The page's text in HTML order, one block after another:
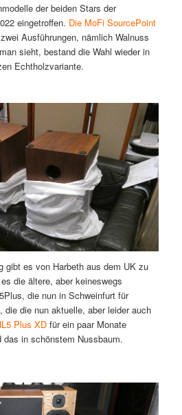
der beiden Stars der
eingetroffen. Die MoFi SourcePoint
Ausführungen, nämlich Walnuss
sieht, bestand die Wahl wieder in
Echtholzvariante.
gibt es von Harbeth aus dem UK zu
die ältere, aber keineswegs
die nun in Schweinfurt für
die die nun aktuelle, aber leider auch
Plus XDfür ein paar Monate
in schönstem Nussbaum.